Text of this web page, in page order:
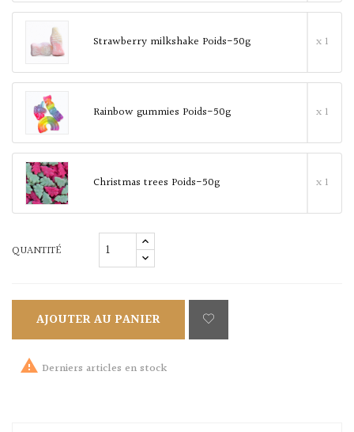
Strawberry milkshake Poids-50g x 1
Rainbow gummies Poids-50g x 1
Christmas trees Poids-50g x 1
QUANTITÉ
AJOUTER AU PANIER
 Derniers articles en stock